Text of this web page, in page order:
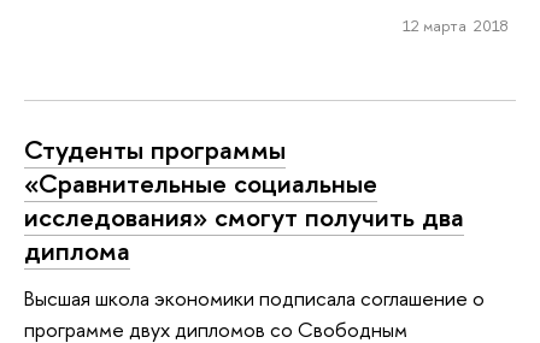
12 марта 2018
Студенты программы
«Сравнительные социальные
исследования» смогут получить два
диплома
Высшая школа экономики подписала соглашение о
программе двух дипломов со Свободным